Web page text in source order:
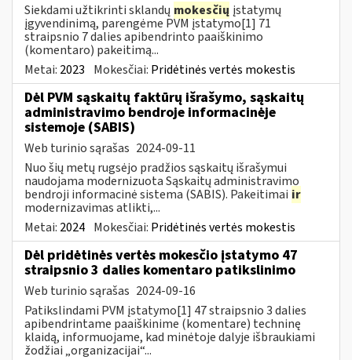
Siekdami užtikrinti sklandų mokesčių įstatymų
įgyvendinimą, parengėme PVM įstatymo[1] 71
straipsnio 7 dalies apibendrinto paaiškinimo
(komentaro) pakeitimą...
Metai: 2023 Mokesčiai: Pridėtinės vertės mokestis
Dėl PVM sąskaitų faktūrų išrašymo, sąskaitų
administravimo bendroje informacinėje
sistemoje (SABIS)
Web turinio sąrašas 2024-09-11
Nuo šių metų rugsėjo pradžios sąskaitų išrašymui
naudojama modernizuota Sąskaitų administravimo
bendroji informacinė sistema (SABIS). Pakeitimai ir
modernizavimas atlikti,...
Metai: 2024 Mokesčiai: Pridėtinės vertės mokestis
Dėl pridėtinės vertės mokesčio įstatymo 47
straipsnio 3 dalies komentaro patikslinimo
Web turinio sąrašas 2024-09-16
Patikslindami PVM įstatymo[1] 47 straipsnio 3 dalies
apibendrintame paaiškinime (komentare) techninę
klaidą, informuojame, kad minėtoje dalyje išbraukiami
žodžiai „organizacijai“...